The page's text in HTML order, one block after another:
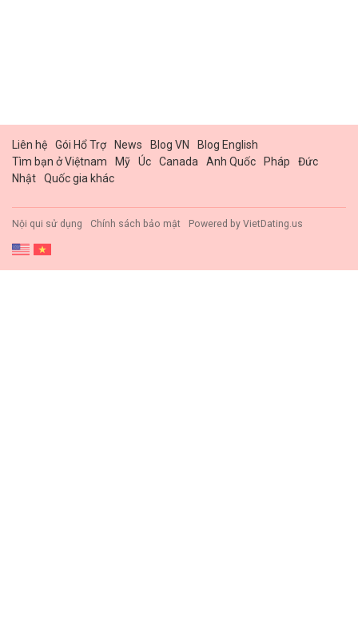
Liên hệ Gói Hổ Trợ News Blog VN
Blog English
Tìm bạn ở Việtnam
Mỹ Úc Canada Anh Quốc Pháp
Đức
Nhật
Quốc gia khác
Nội qui sử dụng Chính sách bảo mật Powered by VietDating.us